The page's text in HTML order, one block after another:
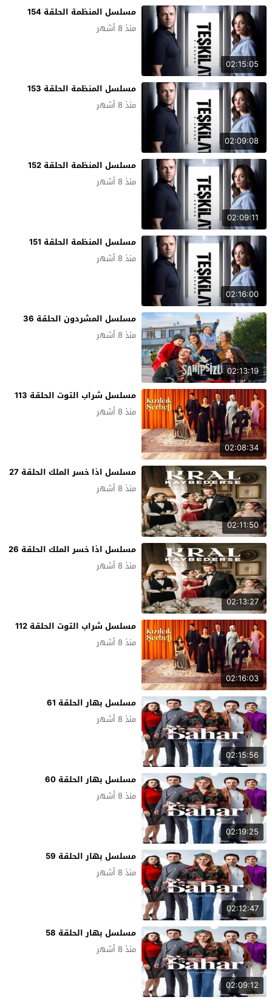
02:15:05
مسلسل المنظمة الحلقة 154
منذ 8 أشهر
02:09:08
مسلسل المنظمة الحلقة 153
منذ 8 أشهر
02:09:11
مسلسل المنظمة الحلقة 152
منذ 8 أشهر
02:16:00
مسلسل المنظمة الحلقة 151
منذ 8 أشهر
02:13:19
مسلسل المشردون الحلقة 36
منذ 8 أشهر
02:08:34
مسلسل شراب التوت الحلقة 113
منذ 8 أشهر
02:11:50
مسلسل اذا خسر الملك الحلقة 27
منذ 8 أشهر
02:13:27
مسلسل اذا خسر الملك الحلقة 26
منذ 8 أشهر
02:16:03
مسلسل شراب التوت الحلقة 112
منذ 8 أشهر
02:15:56
مسلسل بهار الحلقة 61
منذ 8 أشهر
02:19:25
مسلسل بهار الحلقة 60
منذ 8 أشهر
02:12:47
مسلسل بهار الحلقة 59
منذ 8 أشهر
02:09:12
مسلسل بهار الحلقة 58
منذ 8 أشهر